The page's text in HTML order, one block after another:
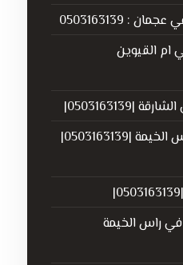
0503163139
ام القيوين
حداد أبواب حديد في راس الخيمة |0503163139|
راس الخيمة